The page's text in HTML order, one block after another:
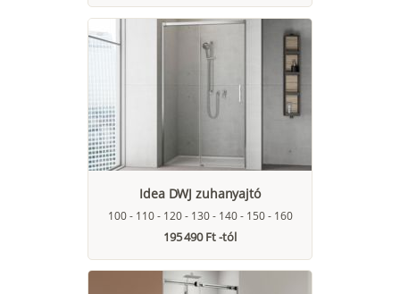
Idea DWJ zuhanyajtó
100 - 110 - 120 - 130 - 140 - 150 - 160
195 490 Ft -tól